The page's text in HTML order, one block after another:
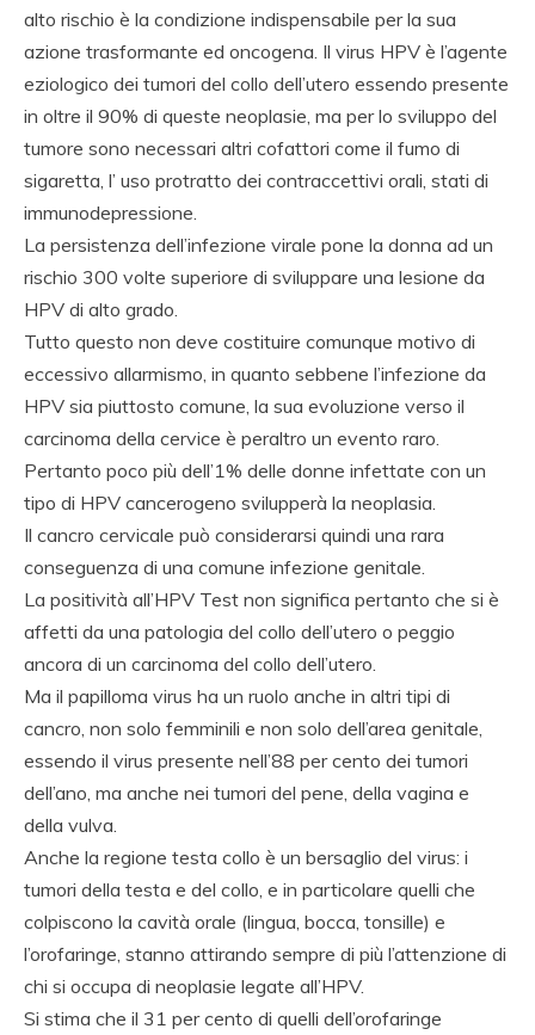
alto rischio è la condizione indispensabile per la sua
azione trasformante ed oncogena. Il virus HPV è l’agente
eziologico dei tumori del collo dell’utero essendo presente
in oltre il 90% di queste neoplasie, ma per lo sviluppo del
tumore sono necessari altri cofattori come il fumo di
sigaretta, l’ uso protratto dei contraccettivi orali, stati di
immunodepressione.
La persistenza dell’infezione virale pone la donna ad un
rischio 300 volte superiore di sviluppare una lesione da
HPV di alto grado.
Tutto questo non deve costituire comunque motivo di
eccessivo allarmismo, in quanto sebbene l’infezione da
HPV sia piuttosto comune, la sua evoluzione verso il
carcinoma della cervice è peraltro un evento raro.
Pertanto poco più dell’1% delle donne infettate con un
tipo di HPV cancerogeno svilupperà la neoplasia.
Il cancro cervicale può considerarsi quindi una rara
conseguenza di una comune infezione genitale.
La positività all’HPV Test non significa pertanto che si è
affetti da una patologia del collo dell’utero o peggio
ancora di un carcinoma del collo dell’utero.
Ma il papilloma virus ha un ruolo anche in altri tipi di
cancro, non solo femminili e non solo dell’area genitale,
essendo il virus presente nell’88 per cento dei tumori
dell’ano, ma anche nei tumori del pene, della vagina e
della vulva.
Anche la regione testa collo è un bersaglio del virus: i
tumori della testa e del collo, e in particolare quelli che
colpiscono la cavità orale (lingua, bocca, tonsille) e
l’orofaringe, stanno attirando sempre di più l’attenzione di
chi si occupa di neoplasie legate all’HPV.
Si stima che il 31 per cento di quelli dell’orofaringe